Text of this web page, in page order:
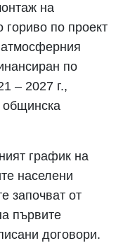
на
гориво по проект
по
– 2027 г.,
общинска
график на
населени
започват от
първите
договори.